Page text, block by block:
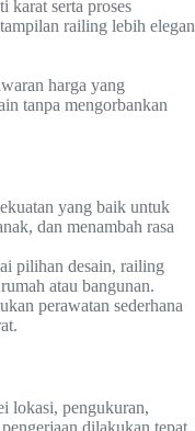
karat serta proses
railing lebih elegan
harga yang
tanpa mengorbankan
yang baik untuk
dan menambah rasa
pilihan desain, railing
atau bangunan.
perawatan sederhana
lokasi, pengukuran,
dilakukan tepat